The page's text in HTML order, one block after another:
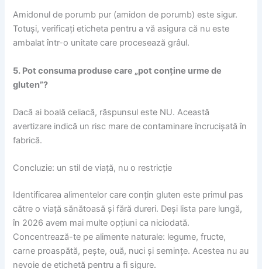
Amidonul de porumb pur (amidon de porumb) este sigur.
Totuși, verificați eticheta pentru a vă asigura că nu este
ambalat într-o unitate care procesează grâul.
5. Pot consuma produse care „pot conține urme de
gluten”?
Dacă ai boală celiacă, răspunsul este NU. Această
avertizare indică un risc mare de contaminare încrucișată în
fabrică.
Concluzie: un stil de viață, nu o restricție
Identificarea alimentelor care conțin gluten este primul pas
către o viață sănătoasă și fără dureri. Deși lista pare lungă,
în 2026 avem mai multe opțiuni ca niciodată.
Concentrează-te pe alimente naturale: legume, fructe,
carne proaspătă, pește, ouă, nuci și semințe. Acestea nu au
nevoie de etichetă pentru a fi sigure.